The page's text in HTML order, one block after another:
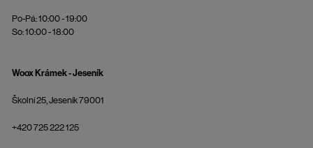
Po-Pá: 10:00 - 19:00
So: 10:00 - 18:00
Woox Krámek - Jeseník
Školní 25, Jeseník 79001
+420 725 222 125